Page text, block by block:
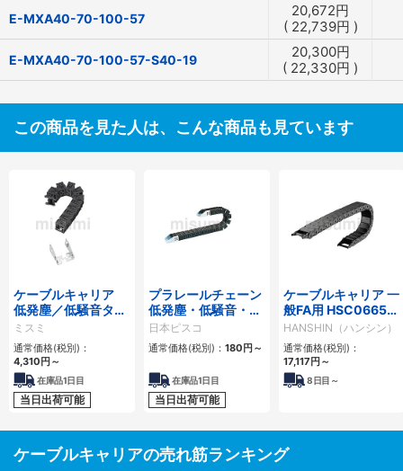
E-MXA40-70-100-57 20,672円
( 22,739円 )
E-MXA40-70-100-57-S40-19 20,300円
( 22,330円 )
この商品を見た人は、こんな商品も見ています
ケーブルキャリア
低発塵／低騒音タイ
プ
ミスミ
通常価格(税別)：
4,310 円 ～
在庫品1日目
当日出荷可能
プラレールチェーン
低発塵・低騒音・フ
ラップ開閉・ヒンジ
連結タイプ SCシリ
ーズ
日本ピスコ
通常価格(税別)： 180 円 ～
在庫品1日目
当日出荷可能
ケーブルキャリア 一
般FA用 HSC0665シ
リーズ
HANSHIN（ハンシン）
通常価格(税別)：
17,117 円 ～
8日目～
ケーブルキャリアの売れ筋ランキング